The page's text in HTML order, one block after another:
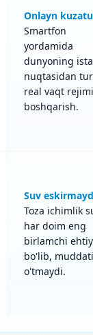
Onlayn
Smartfon
yordamida
dunyoning
nuqtasidan
real vaqt
boshqarish.
Suv
Toza ichimlik
har doim eng
birlamchi
bo'lib, muddati
o'tmaydi.